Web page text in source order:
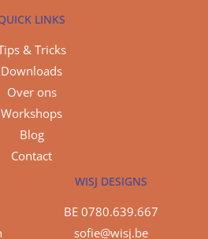
LINKS
& Tricks
Downloads
Over ons
Workshops
Blog
Contact
WISJ DESIGNS
BE 0780.639.667
sofie@wisj.be